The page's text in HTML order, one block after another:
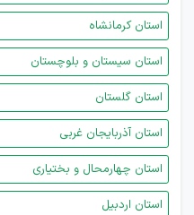
استان کرمانشاه
استان سیستان و بلوچستان
استان گلستان
استان آذربایجان غربی
استان چهارمحال و بختیاری
استان اردبیل